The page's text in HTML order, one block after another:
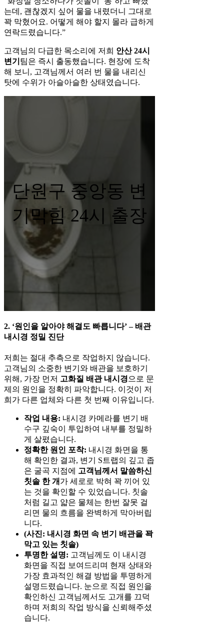
는데, 괜찮겠지 싶어 물을 내렸더니 그대로
꽉 막혔어요. 어떻게 해야 할지 몰라 급하게
연락드렸습니다.”
고객님의 다급한 목소리에 저희 안산 24시
변기 팀은 즉시 출동했습니다. 현장에 도착
해 보니, 고객님께서 여러 번 물을 내리신
탓에 수위가 아슬아슬한 상태였습니다.
단원구 중앙동 변
기막힘 24시 출장
2. ‘원인을 알아야 해결도 빠릅니다’ – 배관
내시경 정밀 진단
저희는 절대 추측으로 작업하지 않습니다.
고객님의 소중한 변기와 배관을 보호하기
위해, 가장 먼저 고화질 배관 내시경으로 문
제의 원인을 정확히 파악합니다. 이것이 저
희가 다른 업체와 다른 첫 번째 이유입니다.
작업 내용: 내시경 카메라를 변기 배
수구 깊숙이 투입하여 내부를 정밀하
게 살폈습니다.
정확한 원인 포착: 내시경 화면을 통
해 확인한 결과, 변기 S트랩의 깊고 좁
은 굴곡 지점에 고객님께서 말씀하신
칫솔 한 개 가 세로로 박혀 꽉 끼어 있
는 것을 확인할 수 있었습니다. 칫솔
처럼 길고 얇은 물체는 한번 잘못 걸
리면 물의 흐름을 완벽하게 막아버립
니다.
(사진: 내시경 화면 속 변기 배관을 꽉
막고 있는 칫솔)
투명한 설명: 고객님께도 이 내시경
화면을 직접 보여드리며 현재 상태와
가장 효과적인 해결 방법을 투명하게
설명드렸습니다. 눈으로 직접 원인을
확인하신 고객님께서도 고개를 끄덕
하며 저희의 작업 방식을 신뢰해주셨
습니다.